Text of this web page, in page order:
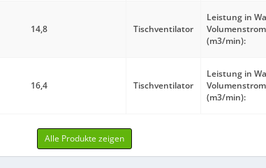
14,8 Tischventilator
Leistung in
Volumenstrom
(m3/min):
16,4 Tischventilator
Leistung in
Volumenstrom
(m3/min):
Alle Produkte zeigen